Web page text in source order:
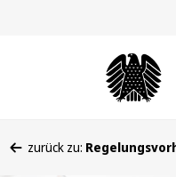
befinden
zurück zu: